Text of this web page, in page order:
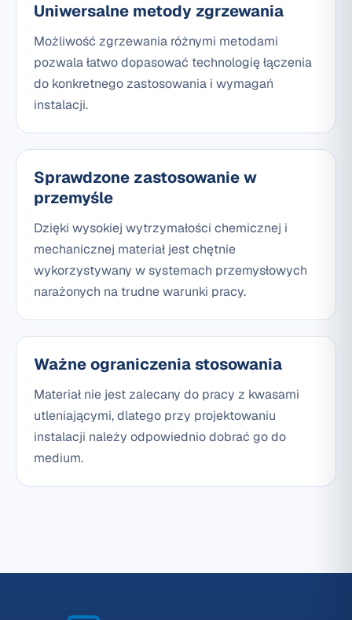
Uniwersalne metody zgrzewania
Możliwość zgrzewania różnymi metodami
pozwala łatwo dopasować technologię łączenia
do konkretnego zastosowania i wymagań
instalacji.
Sprawdzone zastosowanie w
przemyśle
Dzięki wysokiej wytrzymałości chemicznej i
mechanicznej materiał jest chętnie
wykorzystywany w systemach przemysłowych
narażonych na trudne warunki pracy.
Ważne ograniczenia stosowania
Materiał nie jest zalecany do pracy z kwasami
utleniającymi, dlatego przy projektowaniu
instalacji należy odpowiednio dobrać go do
medium.